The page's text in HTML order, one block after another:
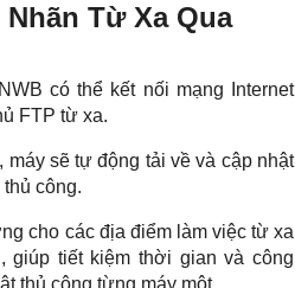
Nhãn Từ Xa Qua
có thể kết nối mạng Internet
FTP từ xa.
máy sẽ tự động tải về và cập nhật
công.
cho các địa điểm làm việc từ xa
giúp tiết kiệm thời gian và công
thủ công từng máy một.